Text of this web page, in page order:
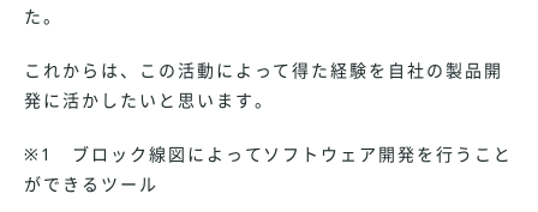
た。
これからは、この活動によって得た経験を自社の製品開
発に活かしたいと思います。
※1 ブロック線図によってソフトウェア開発を行うこと
ができるツール